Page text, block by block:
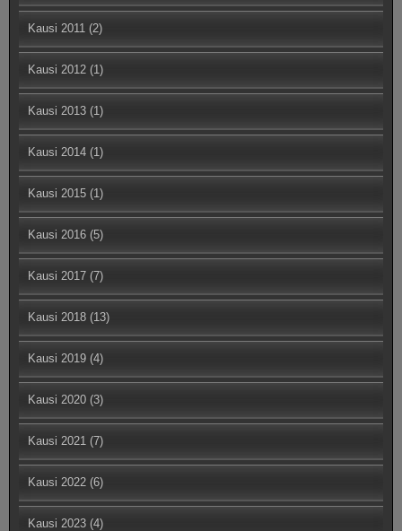
Kausi 2011 (2)
Kausi 2012 (1)
Kausi 2013 (1)
Kausi 2014 (1)
Kausi 2015 (1)
Kausi 2016 (5)
Kausi 2017 (7)
Kausi 2018 (13)
Kausi 2019 (4)
Kausi 2020 (3)
Kausi 2021 (7)
Kausi 2022 (6)
Kausi 2023 (4)